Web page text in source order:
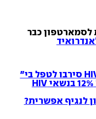
לסמארטפון כבר
פרסום ראשון: עלייה של 12% בנשאי HIV
לנגיף אפשרית?